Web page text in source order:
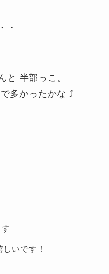
・
と 半部っこ。
多かったかな ⤴
いです！